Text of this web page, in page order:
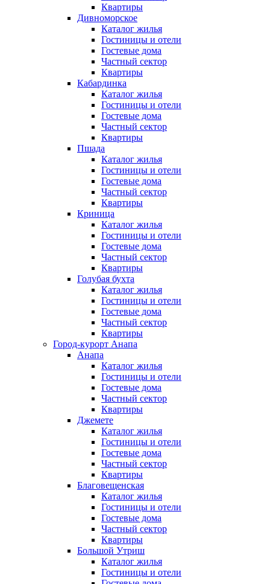
Квартиры
Дивноморское
Каталог жилья
Гостиницы и отели
Гостевые дома
Частный сектор
Квартиры
Кабардинка
Каталог жилья
Гостиницы и отели
Гостевые дома
Частный сектор
Квартиры
Пшада
Каталог жилья
Гостиницы и отели
Гостевые дома
Частный сектор
Квартиры
Криница
Каталог жилья
Гостиницы и отели
Гостевые дома
Частный сектор
Квартиры
Голубая бухта
Каталог жилья
Гостиницы и отели
Гостевые дома
Частный сектор
Квартиры
Город-курорт Анапа
Анапа
Каталог жилья
Гостиницы и отели
Гостевые дома
Частный сектор
Квартиры
Джемете
Каталог жилья
Гостиницы и отели
Гостевые дома
Частный сектор
Квартиры
Благовещенская
Каталог жилья
Гостиницы и отели
Гостевые дома
Частный сектор
Квартиры
Большой Утриш
Каталог жилья
Гостиницы и отели